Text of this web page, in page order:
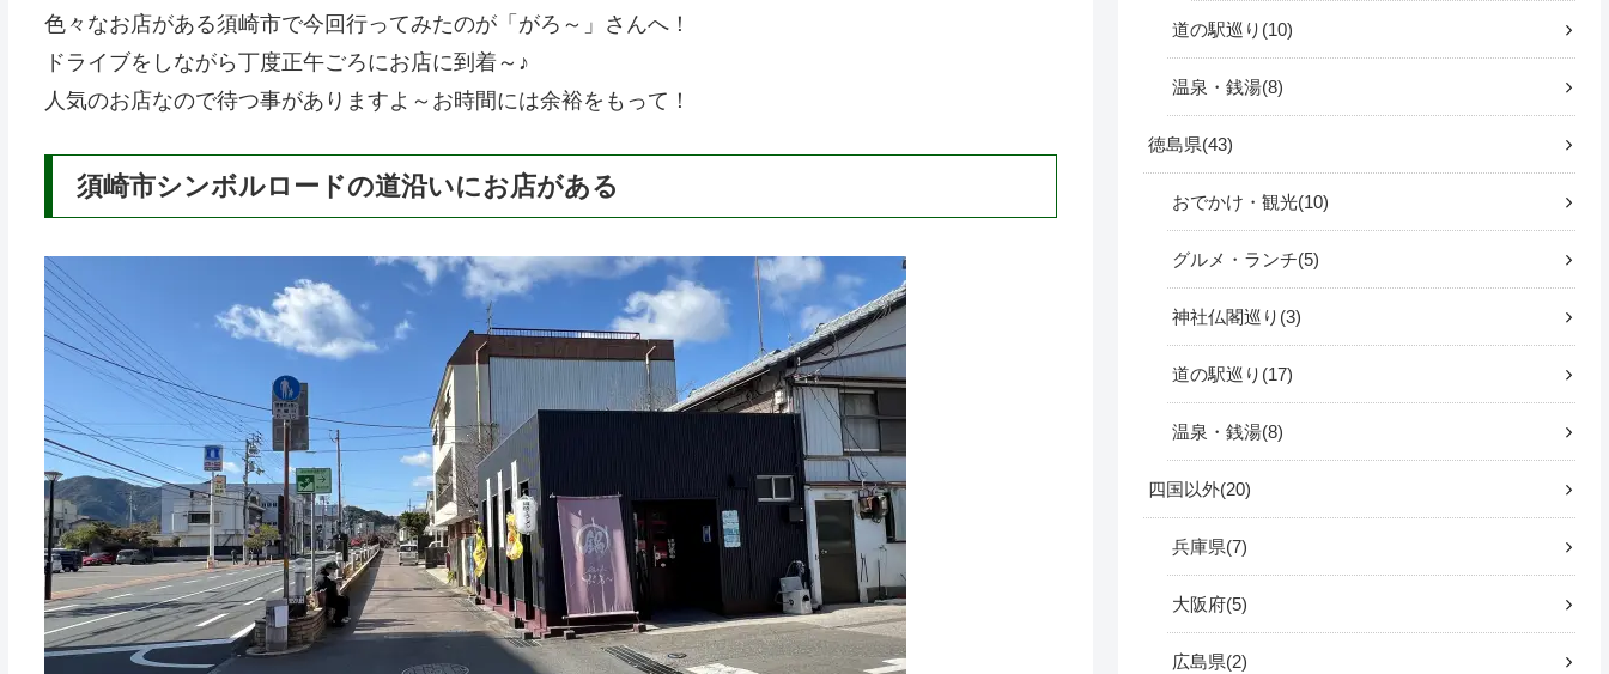
色々なお店がある須崎市で今回行ってみたのが「がろ～」さんへ！
ドライブをしながら丁度正午ごろにお店に到着～♪
人気のお店なので待つ事がありますよ～お時間には余裕をもって！
須崎市シンボルロードの道沿いにお店がある
道の駅巡り 10
温泉・銭湯 8
徳島県 43
おでかけ・観光 10
グルメ・ランチ 5
神社仏閣巡り 3
道の駅巡り 17
温泉・銭湯 8
四国以外 20
兵庫県 7
大阪府 5
広島県 2